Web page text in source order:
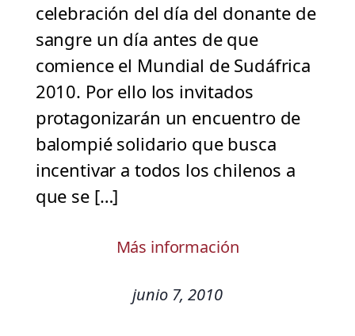
celebración del día del donante de
sangre un día antes de que
comience el Mundial de Sudáfrica
2010. Por ello los invitados
protagonizarán un encuentro de
balompié solidario que busca
incentivar a todos los chilenos a
que se […]
Más información
junio 7, 2010